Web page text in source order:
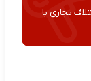
تجاری با